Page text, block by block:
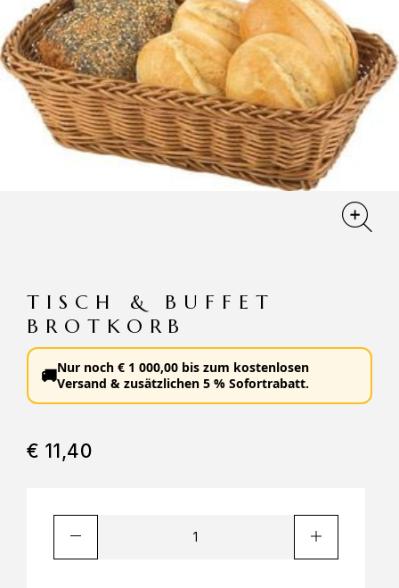
TISCH & BUFFET
BROTKORB
🚚Nur noch € 1 000,00 bis zum kostenlosen
Versand & zusätzlichen 5 % Sofortrabatt.
€ 11,40